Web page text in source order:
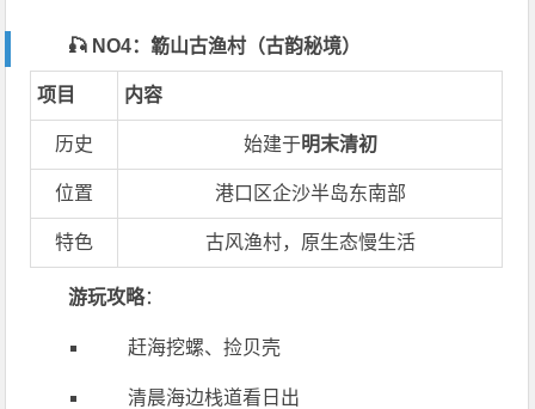
🎣 NO4：簕山古渔村（古韵秘境）
项目 内容
历史 始建于明末清初
位置 港口区企沙半岛东南部
特色 古风渔村，原生态慢生活
游玩攻略：
赶海挖螺、捡贝壳
清晨海边栈道看日出